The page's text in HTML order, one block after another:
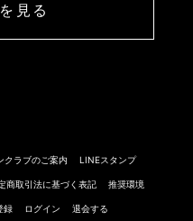
見る
クラブのご案内 LINEスタンプ
商取引法に基づく表記 推奨環境
録 ログイン 退会する